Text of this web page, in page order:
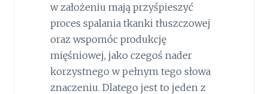
w założeniu mają przyśpieszyć
proces spalania tkanki tłuszczowej
oraz wspomóc produkcję
mięśniowej, jako czegoś nader
korzystnego w pełnym tego słowa
znaczeniu. Dlatego jest to jeden z